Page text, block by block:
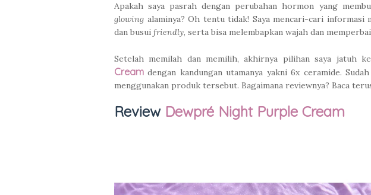
Apakah saya pasrah dengan perubahan hormon yang
glowing alaminya? Oh tentu tidak! Saya mencari-cari informasi
dan busui friendly, serta bisa melembapkan wajah dan
Setelah memilah dan memilih, akhirnya pilihan saya jatuh
Cream dengan kandungan utamanya yakni 6x ceramide.
menggunakan produk tersebut. Bagaimana reviewnya? Baca
Review Dewpré Night Purple Cream